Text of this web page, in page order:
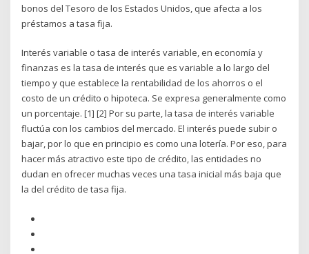
bonos del Tesoro de los Estados Unidos, que afecta a los
préstamos a tasa fija.
Interés variable o tasa de interés variable, en economía y
finanzas es la tasa de interés que es variable a lo largo del
tiempo y que establece la rentabilidad de los ahorros o el
costo de un crédito o hipoteca. Se expresa generalmente como
un porcentaje. [1] [2] Por su parte, la tasa de interés variable
fluctúa con los cambios del mercado. El interés puede subir o
bajar, por lo que en principio es como una lotería. Por eso, para
hacer más atractivo este tipo de crédito, las entidades no
dudan en ofrecer muchas veces una tasa inicial más baja que
la del crédito de tasa fija.